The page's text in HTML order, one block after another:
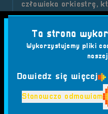
człowieka orkiestrę,
stolarstwo amatorskie
nie tracąc ani
RetroSferę vol.7 jako
Crew. I robi to z
RetroSfera Crew
Tagi: #BRZEG GRA
Ta strona
Wykorzystujemy pliki
Dowiedz się więcej
Stanowczo odmawiam